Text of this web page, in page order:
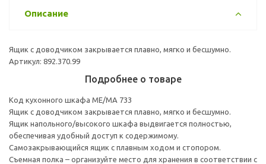
Описание
Ящик с доводчиком закрывается плавно, мягко и бесшумно.
Артикул: 892.370.99
Подробнее о товаре
Код кухонного шкафа ME/MA 733
Ящик с доводчиком закрывается плавно, мягко и бесшумно.
Ящик напольного/высокого шкафа выдвигается полностью,
обеспечивая удобный доступ к содержимому.
Cамозакрывающийся ящик с плавным ходом и стопором.
Съемная полка – организуйте место для хранения в соответствии с